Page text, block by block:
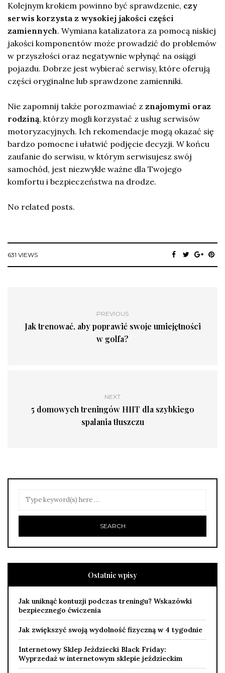
Kolejnym krokiem powinno być sprawdzenie, czy
serwis korzysta z wysokiej jakości części
zamiennych. Wymiana katalizatora za pomocą niskiej
jakości komponentów może prowadzić do problemów
w przyszłości oraz negatywnie wpłynąć na osiągi
pojazdu. Dobrze jest wybierać serwisy, które oferują
części oryginalne lub sprawdzone zamienniki.
Nie zapomnij także porozmawiać z znajomymi oraz
rodziną, którzy mogli korzystać z usług serwisów
motoryzacyjnych. Ich rekomendacje mogą okazać się
bardzo pomocne i ułatwić podjęcie decyzji. W końcu
zaufanie do serwisu, w którym serwisujesz swój
samochód, jest niezwykle ważne dla Twojego
komfortu i bezpieczeństwa na drodze.
No related posts.
631 VIEWS
PREVIOUS
Jak trenować, aby poprawić swoje umiejętności
w golfa?
NEXT
5 domowych treningów HIIT dla szybkiego
spalania tłuszczu
Ostatnie wpisy
Jak uniknąć kontuzji podczas treningu? Wskazówki
bezpiecznego ćwiczenia
Jak zwiększyć swoją wydolność fizyczną w 4 tygodnie
Internetowy Sklep Jeździecki Black Friday:
Wyprzedaż w internetowym sklepie jeździeckim